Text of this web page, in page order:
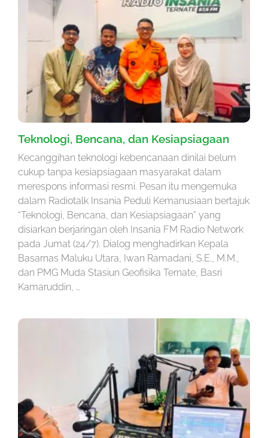
Teknologi, Bencana, dan Kesiapsiagaan
Kecanggihan teknologi kebencanaan dinilai belum
cukup tanpa kesiapsiagaan masyarakat dalam
merespons informasi resmi. Pesan itu mengemuka
dalam Radiotalk Insania Peduli Kemanusiaan bertajuk
“Teknologi, Bencana, dan Kesiapsiagaan” yang
disiarkan berjaringan oleh Insania FM Radio Network
pada Jumat (24/7). Dialog menghadirkan Kepala
Basarnas Maluku Utara, Iwan Ramadani, S.E., M.M.,
dan PMG Muda Stasiun Geofisika Ternate, Basri
Kamaruddin, …